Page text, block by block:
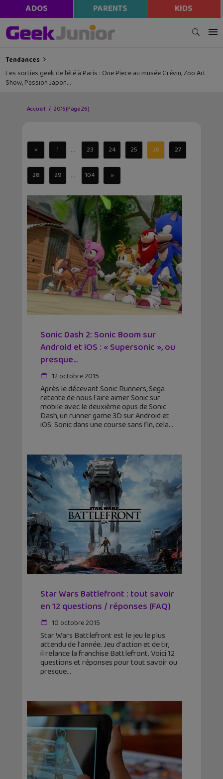
ADOS PARENTS KIDS
Tendances
Les sorties geek de l’été à Paris : One Piece au musée Grévin, Zoo Art
Show, Passion Japon…
Accueil 2015(Page 26)
« 1 ... 23 24 25 26 27
28 29 ... 104 »
Sonic Dash 2: Sonic Boom sur
Android et iOS : « Supersonic », ou
presque…
12 octobre 2015
Après le décevant Sonic Runners, Sega
retente de nous faire aimer Sonic sur
mobile avec le deuxième opus de Sonic
Dash, un runner game 3D sur Android et
iOS. Sonic dans une course sans fin, cela
Star Wars Battlefront : tout savoir
en 12 questions / réponses (FAQ)
10 octobre 2015
Star Wars Battlefront est le jeu le plus
attendu de l'année. Jeu d'action et de tir,
il relance la franchise Battlefront. Voici 12
questions et réponses pour tout savoir ou
presque